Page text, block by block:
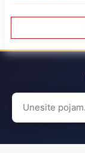
Search
for: